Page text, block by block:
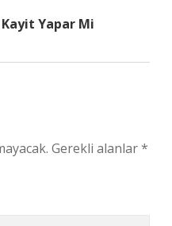
Yapar Mi
Gerekli alanlar*